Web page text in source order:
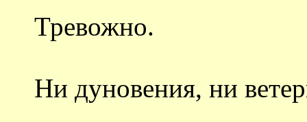
Тревожно.
Ни дуновения, ни